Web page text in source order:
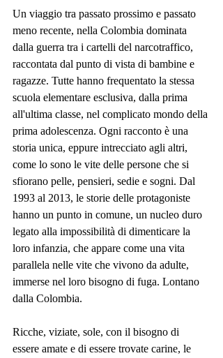
Un viaggio tra passato prossimo e passato
meno recente, nella Colombia dominata
dalla guerra tra i cartelli del narcotraffico,
raccontata dal punto di vista di bambine e
ragazze. Tutte hanno frequentato la stessa
scuola elementare esclusiva, dalla prima
all'ultima classe, nel complicato mondo della
prima adolescenza. Ogni racconto è una
storia unica, eppure intrecciato agli altri,
come lo sono le vite delle persone che si
sfiorano pelle, pensieri, sedie e sogni. Dal
1993 al 2013, le storie delle protagoniste
hanno un punto in comune, un nucleo duro
legato alla impossibilità di dimenticare la
loro infanzia, che appare come una vita
parallela nelle vite che vivono da adulte,
immerse nel loro bisogno di fuga. Lontano
dalla Colombia.
Ricche, viziate, sole, con il bisogno di
essere amate e di essere trovate carine, le